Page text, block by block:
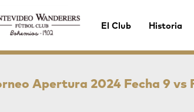
El Club Historia
Apertura 2024 Fecha 9 vs